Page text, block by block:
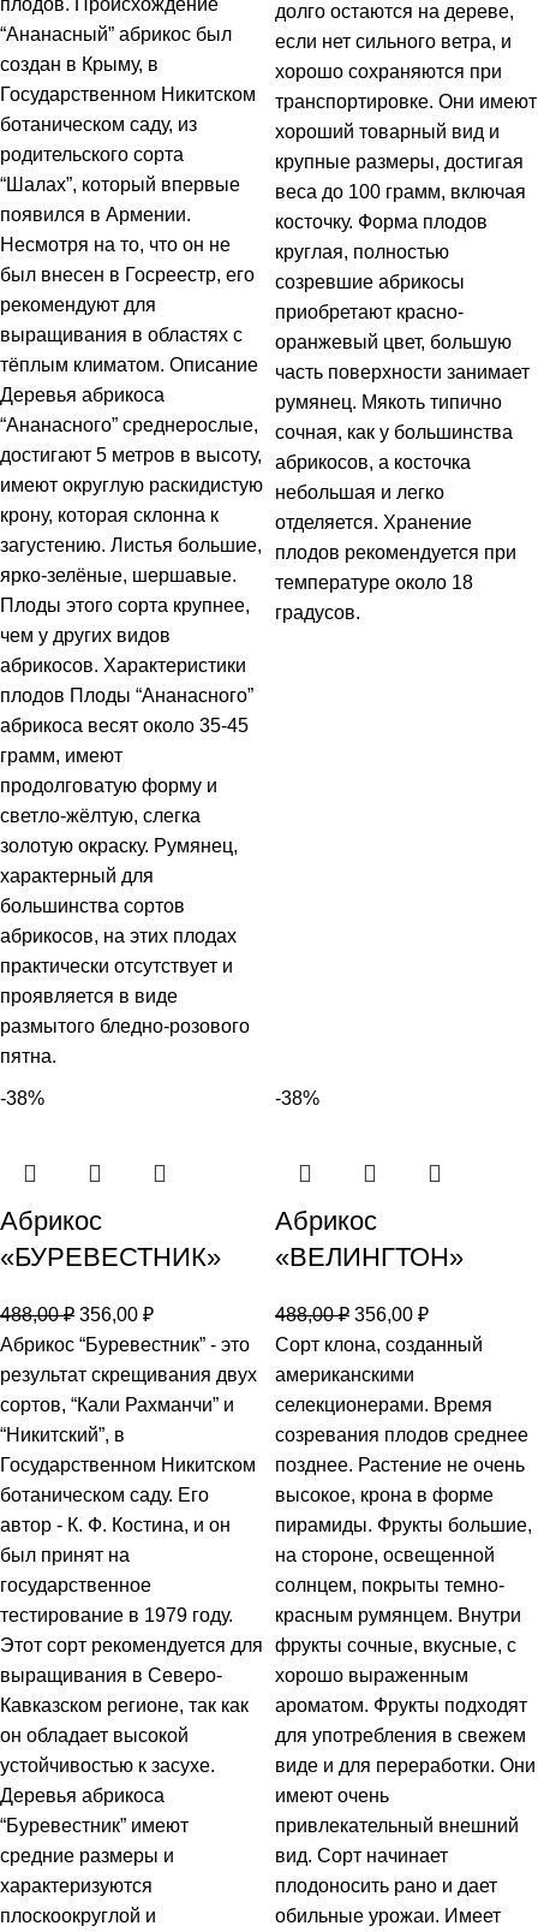
“Ананасный” абрикос был
создан в Крыму, в
Государственном Никитском
ботаническом саду, из
родительского сорта
“Шалах”, который впервые
появился в Армении.
Несмотря на то, что он не
был внесен в Госреестр, его
рекомендуют для
выращивания в областях с
тёплым климатом. Описание
Деревья абрикоса
“Ананасного” среднерослые,
достигают 5 метров в высоту,
имеют округлую раскидистую
крону, которая склонна к
загустению. Листья большие,
ярко-зелёные, шершавые.
Плоды этого сорта крупнее,
чем у других видов
абрикосов. Характеристики
плодов Плоды “Ананасного”
абрикоса весят около 35-45
грамм, имеют
продолговатую форму и
светло-жёлтую, слегка
золотую окраску. Румянец,
характерный для
большинства сортов
абрикосов, на этих плодах
практически отсутствует и
проявляется в виде
размытого бледно-розового
пятна.
долго остаются на дереве,
если нет сильного ветра, и
хорошо сохраняются при
транспортировке. Они имеют
хороший товарный вид и
крупные размеры, достигая
веса до 100 грамм, включая
косточку. Форма плодов
круглая, полностью
созревшие абрикосы
приобретают красно-
оранжевый цвет, большую
часть поверхности занимает
румянец. Мякоть типично
сочная, как у большинства
абрикосов, а косточка
небольшая и легко
отделяется. Хранение
плодов рекомендуется при
температуре около 18
градусов.
-38%
Абрикос
«БУРЕВЕСТНИК»
488,00₽ 356,00 ₽
Абрикос “Буревестник” - это
результат скрещивания двух
сортов, “Кали Рахманчи” и
“Никитский”, в
Государственном Никитском
ботаническом саду. Его
автор - К. Ф. Костина, и он
был принят на
государственное
тестирование в 1979 году.
Этот сорт рекомендуется для
выращивания в Северо-
Кавказском регионе, так как
он обладает высокой
устойчивостью к засухе.
Деревья абрикоса
“Буревестник” имеют
средние размеры и
характеризуются
плоскоокруглой и
-38%
Абрикос
«ВЕЛИНГТОН»
488,00₽ 356,00 ₽
Сорт клона, созданный
американскими
селекционерами. Время
созревания плодов среднее
позднее. Растение не очень
высокое, крона в форме
пирамиды. Фрукты большие,
на стороне, освещенной
солнцем, покрыты темно-
красным румянцем. Внутри
фрукты сочные, вкусные, с
хорошо выраженным
ароматом. Фрукты подходят
для употребления в свежем
виде и для переработки. Они
имеют очень
привлекательный внешний
вид. Сорт начинает
плодоносить рано и дает
обильные урожаи. Имеет